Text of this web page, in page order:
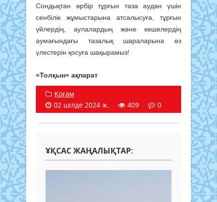
Сондықтан әрбір тұрғын таза аудан үшін
сенбілік жұмыстарына атсалысуға, тұрғын
үйлердің, аулалардың және көшелердің
аумағындағы тазалық шараларына өз
үлестерін қосуға шақырамыз!
«Толқын» ақпарат
Қоғам
02 шілде 2024 ж.
409 0
ҰҚСАС ЖАҢАЛЫҚТАР: